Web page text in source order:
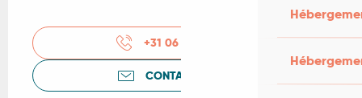
+31 06 27 38 33
CONTACTEZ-NOUS